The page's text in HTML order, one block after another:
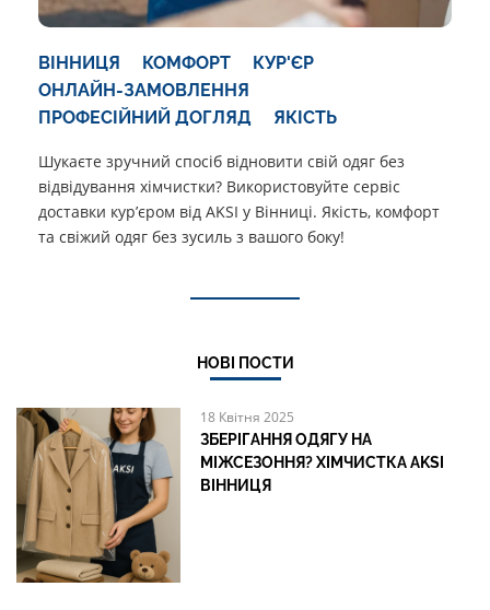
ВІННИЦЯ КОМФОРТ
КУР'ЄР
ОНЛАЙН-ЗАМОВЛЕННЯ
ПРОФЕСІЙНИЙ ДОГЛЯД
ЯКІСТЬ
Шукаєте зручний спосіб відновити свій одяг без
відвідування хімчистки? Використовуйте сервіс
доставки кур’єром від AKSI у Вінниці. Якість, комфорт
та свіжий одяг без зусиль з вашого боку!
НОВІ ПОСТИ
18 Квітня 2025
ЗБЕРІГАННЯ ОДЯГУ НА
МІЖСЕЗОННЯ? ХІМЧИСТКА AKSI
ВІННИЦЯ